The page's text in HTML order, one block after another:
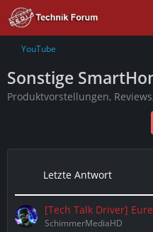
YouTube
Sonstige
Produktvorstellungen,
Letzte Antwort
[Tech Talk Driver]
SchimmerMediaHD